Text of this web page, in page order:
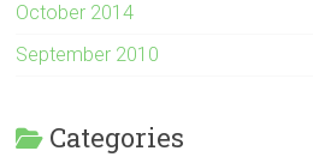
October 2014
September 2010
Categories